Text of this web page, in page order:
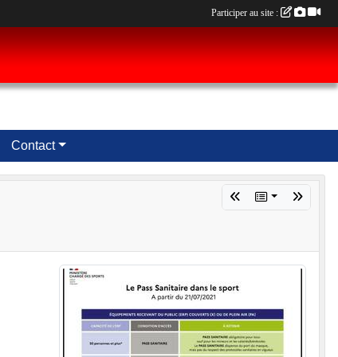
Contact
Participer au site :